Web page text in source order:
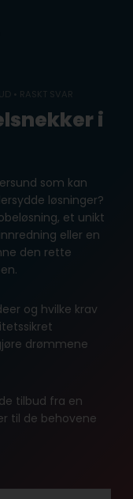
• RASKT SVAR
i
som kan
løsninger?
et unikt
eller en
den rette
og hvilke krav
drømmene
tilbud fra en
til de behovene